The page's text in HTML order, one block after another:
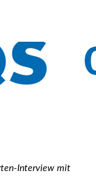
Interview mit